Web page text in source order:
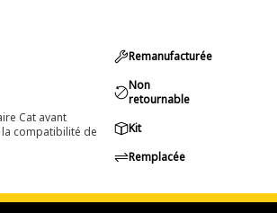
Cat avant
compatibilité de
Remanufacturée
Non
retournable
Kit
Remplacée